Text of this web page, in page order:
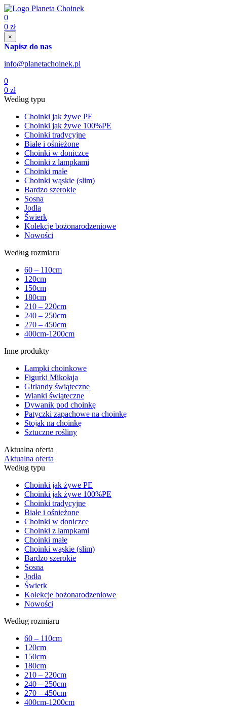
0
0 zł
×
Napisz do nas
info@planetachoinek.pl
0
0 zł
Według typu
Choinki jak żywe PE
Choinki jak żywe 100%PE
Choinki tradycyjne
Białe i ośnieżone
Choinki w doniczce
Choinki z lampkami
Choinki małe
Choinki wąskie (slim)
Bardzo szerokie
Sosna
Jodła
Świerk
Kolekcje bożonarodzeniowe
Nowości
Według rozmiaru
60 – 110cm
120cm
150cm
180cm
210 – 220cm
240 – 250cm
270 – 450cm
400cm-1200cm
Inne produkty
Lampki choinkowe
Figurki Mikołaja
Girlandy świąteczne
Wianki świąteczne
Dywanik pod choinkę
Patyczki zapachowe na choinkę
Stojak na choinkę
Sztuczne rośliny
Aktualna oferta
Aktualna oferta
Według typu
Choinki jak żywe PE
Choinki jak żywe 100%PE
Choinki tradycyjne
Białe i ośnieżone
Choinki w doniczce
Choinki z lampkami
Choinki małe
Choinki wąskie (slim)
Bardzo szerokie
Sosna
Jodła
Świerk
Kolekcje bożonarodzeniowe
Nowości
Według rozmiaru
60 – 110cm
120cm
150cm
180cm
210 – 220cm
240 – 250cm
270 – 450cm
400cm-1200cm